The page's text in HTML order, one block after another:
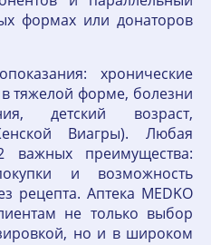
формах или донаторов
хронические
тяжелой форме, болезни
детский возраст,
Виагры). Любая
важных преимущества:
и возможность
рецепта. Аптека MEDKO
не только выбор
но и в широком